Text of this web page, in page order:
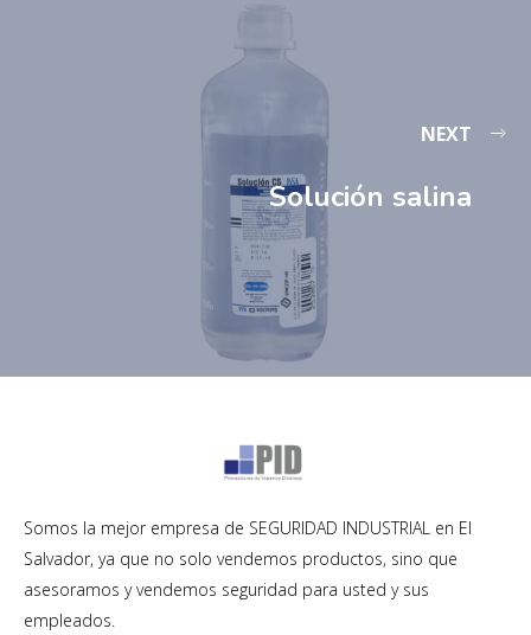
NEXT
Solución salina
Somos la mejor empresa de SEGURIDAD INDUSTRIAL en El
Salvador, ya que no solo vendemos productos, sino que
asesoramos y vendemos seguridad para usted y sus
empleados.